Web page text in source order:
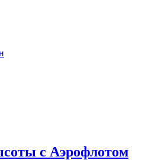
с Аэрофлотом